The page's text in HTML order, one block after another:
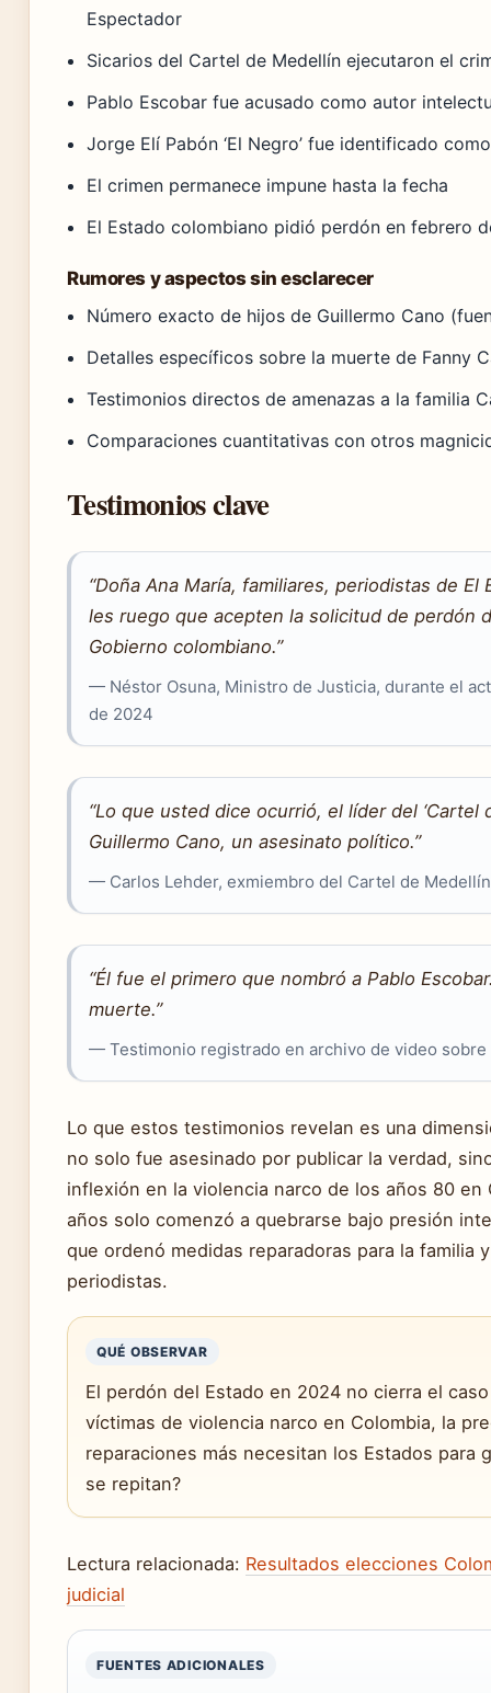
Espectador
Sicarios del Cartel de Medellín ejecutaron el
Pablo Escobar fue acusado como autor
Jorge Elí Pabón ‘El Negro’ fue identificado
El crimen permanece impune hasta la fecha
El Estado colombiano pidió perdón en febrero
Rumores y aspectos sin esclarecer
Número exacto de hijos de Guillermo Cano
Detalles específicos sobre la muerte de Fanny
Testimonios directos de amenazas a la familia
Comparaciones cuantitativas con otros
Testimonios clave
“Doña Ana María, familiares, periodistas de
les ruego que acepten la solicitud de perdón
Gobierno colombiano.”
— Néstor Osuna, Ministro de Justicia, durante el
de 2024
“Lo que usted dice ocurrió, el líder del ‘Cartel
Guillermo Cano, un asesinato político.”
— Carlos Lehder, exmiembro del Cartel de
“Él fue el primero que nombró a Pablo
muerte.”
— Testimonio registrado en archivo de video sobre
Lo que estos testimonios revelan es una
no solo fue asesinado por publicar la verdad,
inflexión en la violencia narco de los años 80
años solo comenzó a quebrarse bajo presión
que ordenó medidas reparadoras para la familia
periodistas.
QUÉ OBSERVAR
El perdón del Estado en 2024 no cierra el
víctimas de violencia narco en Colombia, la
reparaciones más necesitan los Estados para
se repitan?
Lectura relacionada: Resultados elecciones
judicial
FUENTES ADICIONALES